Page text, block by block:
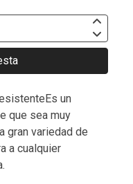
un
que sea muy
gran variedad de
a cualquier